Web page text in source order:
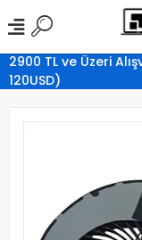
2900 TL ve Üzeri
120USD)